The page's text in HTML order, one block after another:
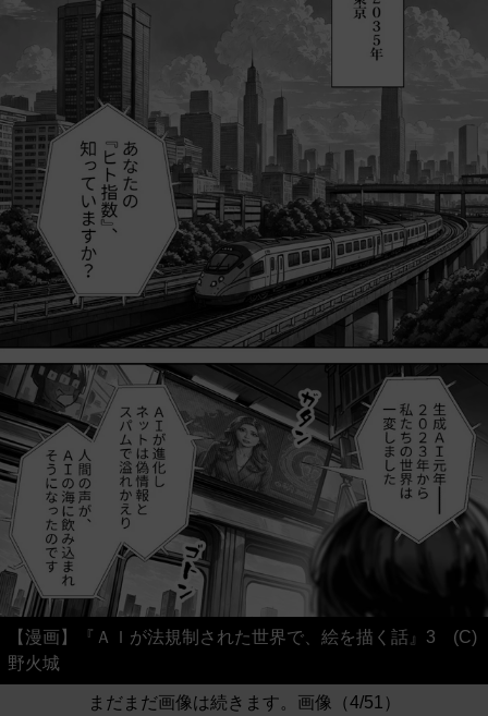
【漫画】『ＡＩが法規制された世界で、絵を描く話』3 (C)
野火城
まだまだ画像は続きます。画像（4/51）